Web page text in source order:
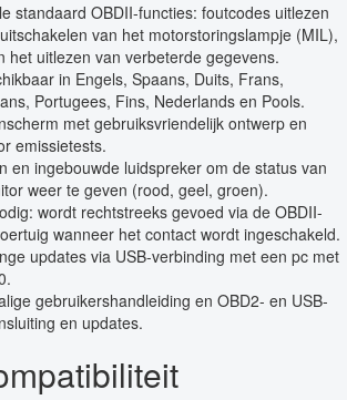
standaard OBDII-functies: foutcodes uitlezen
van het motorstoringslampje (MIL),
het uitlezen van verbeterde gegevens.
in Engels, Spaans, Duits, Frans,
Portugees, Fins, Nederlands en Pools.
met gebruiksvriendelijk ontwerp en
emissietests.
en ingebouwde luidspreker om de status van
weer te geven (rood, geel, groen).
wordt rechtstreeks gevoed via de OBDII-
wanneer het contact wordt ingeschakeld.
updates via USB-verbinding met een pc met
gebruikershandleiding en OBD2- en USB-
en updates.